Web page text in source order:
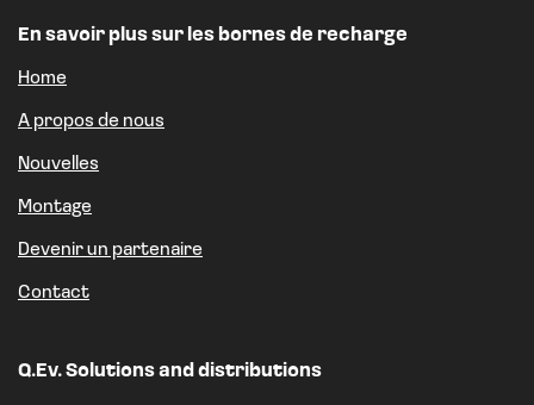
En savoir plus sur les bornes de recharge
Home
A propos de nous
Nouvelles
Montage
Devenir un partenaire
Contact
Q.Ev. Solutions and distributions